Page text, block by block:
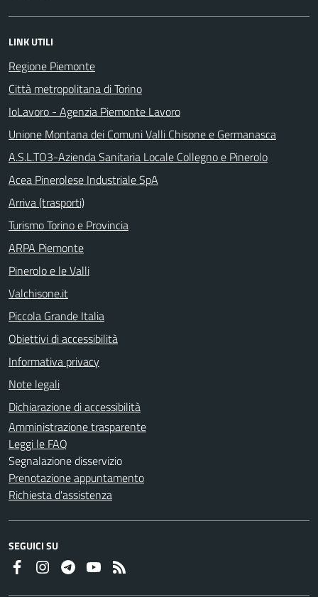
LINK UTILI
Regione Piemonte
Città metropolitana di Torino
IoLavoro - Agenzia Piemonte Lavoro
Unione Montana dei Comuni Valli Chisone e Germanasca
A.S.L.TO3-Azienda Sanitaria Locale Collegno e Pinerolo
Acea Pinerolese Industriale SpA
Arriva (trasporti)
Turismo Torino e Provincia
ARPA Piemonte
Pinerolo e le Valli
Valchisone.it
Piccola Grande Italia
Obiettivi di accessibilità
Informativa privacy
Note legali
Dichiarazione di accessibilità
Amministrazione trasparente
Leggi le FAQ
Segnalazione disservizio
Prenotazione appuntamento
Richiesta d'assistenza
SEGUICI SU